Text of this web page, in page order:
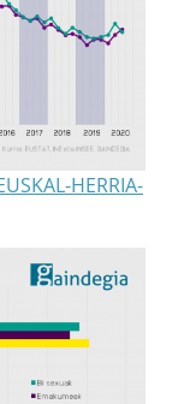
HERRIA-